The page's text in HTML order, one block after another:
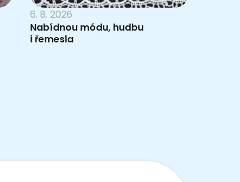
6. 8. 2026
Nabídnou módu, hudbu
i řemesla